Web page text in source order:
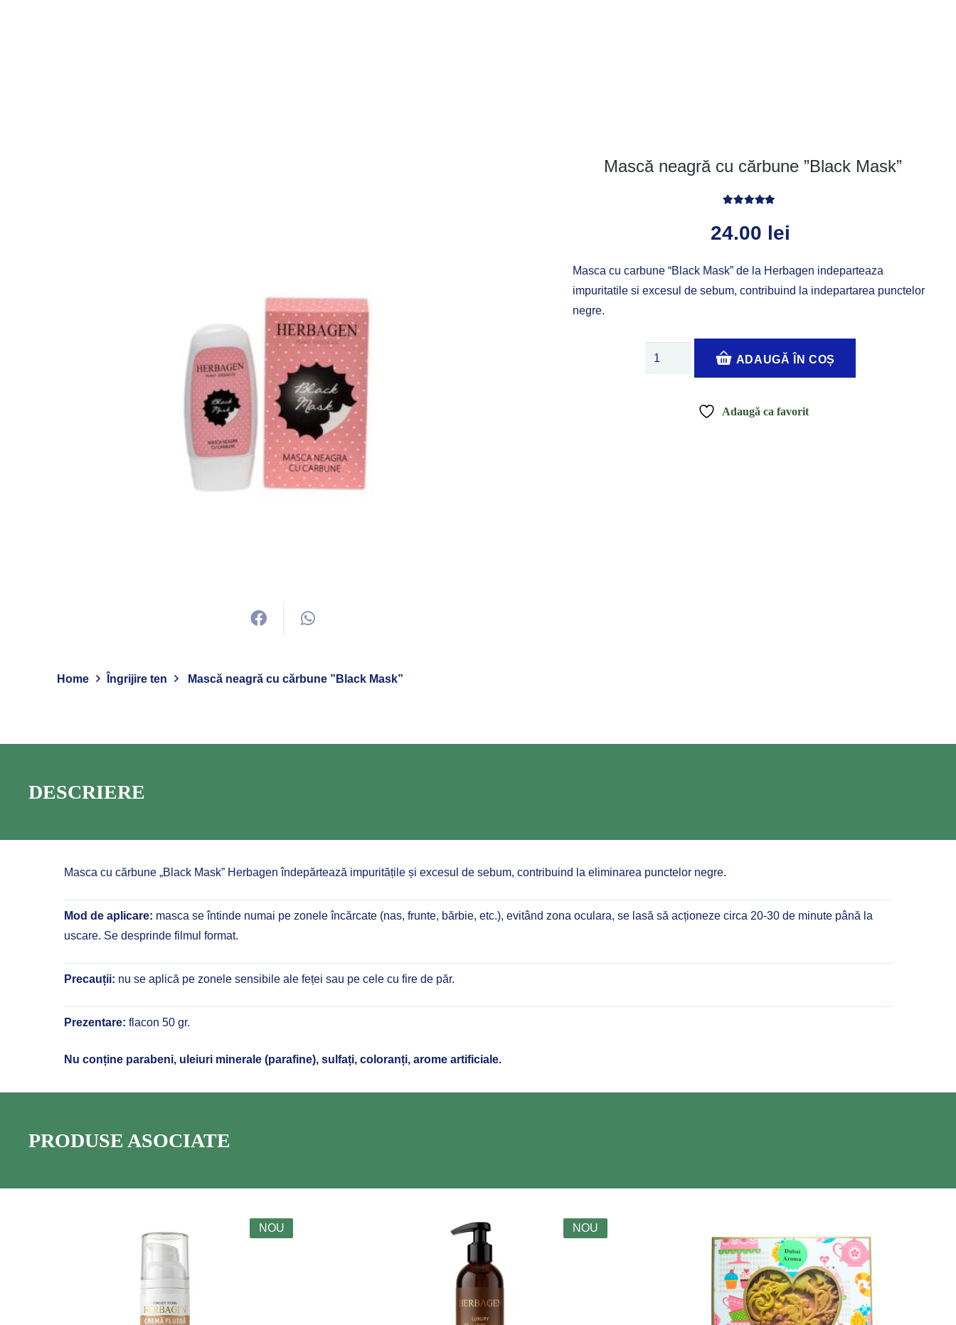
Mască neagră cu cărbune ”Black Mask”
24.00 lei
Masca cu carbune “Black Mask” de la Herbagen indeparteaza
impuritatile si excesul de sebum, contribuind la indepartarea punctelor
negre.
Cantitate
ADAUGĂ ÎN COȘ
Adaugă ca favorit
Home Îngrijire ten Mască neagră cu cărbune ”Black Mask”
DESCRIERE
Masca cu cărbune „Black Mask” Herbagen îndepărtează impuritățile și excesul de sebum, contribuind la eliminarea punctelor negre.
Mod de aplicare: masca se întinde numai pe zonele încărcate (nas, frunte, bărbie, etc.), evitând zona oculara, se lasă să acționeze circa 20-30 de minute până la
uscare. Se desprinde filmul format.
Precauții: nu se aplică pe zonele sensibile ale feței sau pe cele cu fire de păr.
Prezentare: flacon 50 gr.
Nu conține parabeni, uleiuri minerale (parafine), sulfați, coloranți, arome artificiale.
PRODUSE ASOCIATE
NOU NOU